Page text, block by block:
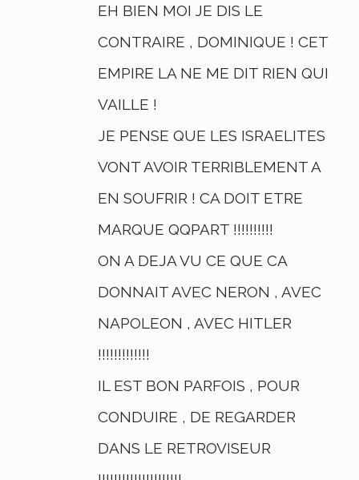
EH BIEN MOI JE DIS LE
CONTRAIRE , DOMINIQUE ! CET
EMPIRE LA NE ME DIT RIEN QUI
VAILLE !
JE PENSE QUE LES ISRAELITES
VONT AVOIR TERRIBLEMENT A
EN SOUFRIR ! CA DOIT ETRE
MARQUE QQPART !!!!!!!!!!
ON A DEJA VU CE QUE CA
DONNAIT AVEC NERON , AVEC
NAPOLEON , AVEC HITLER
!!!!!!!!!!!!!
IL EST BON PARFOIS , POUR
CONDUIRE , DE REGARDER
DANS LE RETROVISEUR